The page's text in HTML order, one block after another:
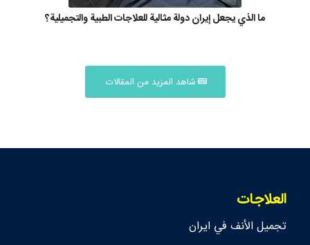
ما الذي يجعل إيران دولة مثالية للعلاجات الطبية والتجميلية؟
شاهد المزيد من المقالات
العلاجات
تجمیل الأنف في ايران